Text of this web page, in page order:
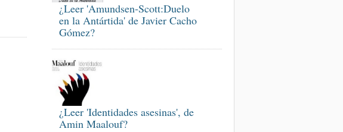
¿Leer 'Amundsen-Scott:Duelo
en la Antártida' de Javier Cacho
Gómez?
¿Leer 'Identidades asesinas', de
Amin Maalouf?